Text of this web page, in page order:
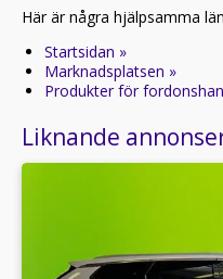
Här är några hjälpsamma
Startsidan »
Marknadsplatsen »
Produkter för
Liknande